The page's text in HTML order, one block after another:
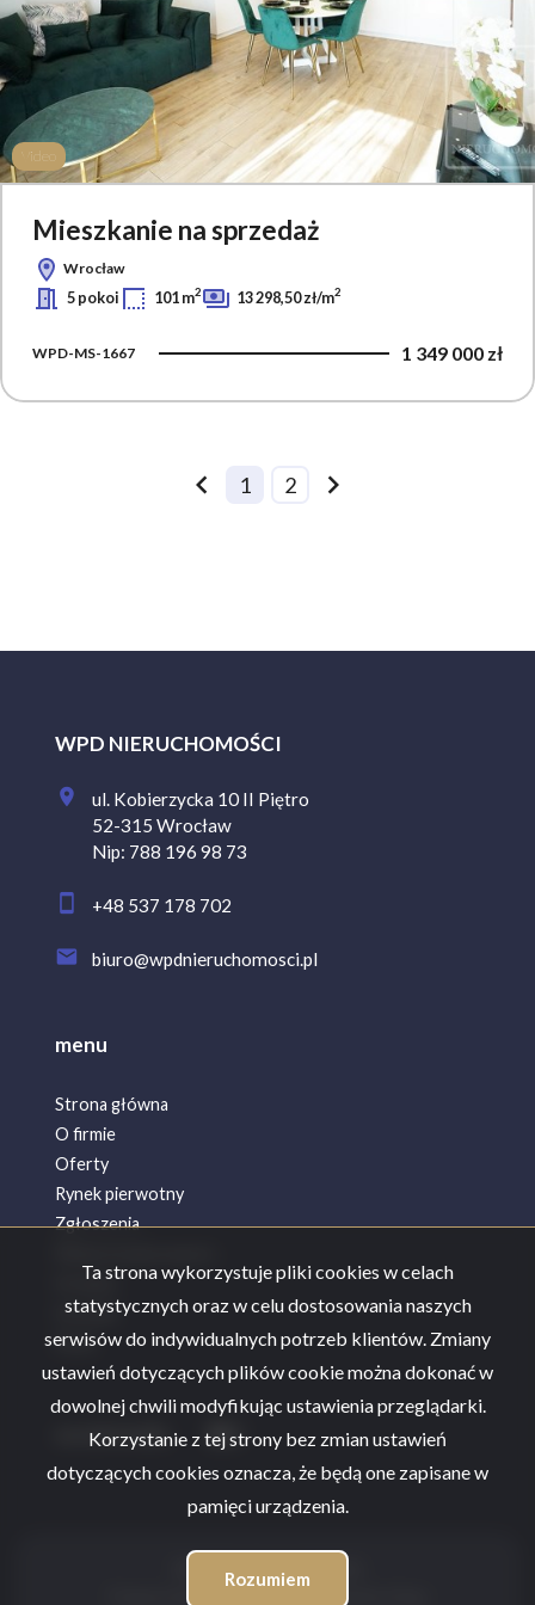
Video
Mieszkanie na sprzedaż
Wrocław
5 pokoi 101 m2 13 298,50 zł/m2
WPD-MS-1667 1 349 000 zł
prev
1 2
next
WPD NIERUCHOMOŚCI
ul. Kobierzycka 10 II Piętro
52-315 Wrocław
Nip: 788 196 98 73
+48 537 178 702
biuro@wpdnieruchomosci.pl
menu
Strona główna
O firmie
Oferty
Rynek pierwotny
Zgłoszenia
Kredyty
Kontakt
Rodo
social media Facebook
Facebook
WPD Nieruchomości © 2026
Program dla biur nieruchomości
Galactica Virgo
Ta strona wykorzystuje pliki cookies w celach
statystycznych oraz w celu dostosowania naszych
serwisów do indywidualnych potrzeb klientów. Zmiany
ustawień dotyczących plików cookie można dokonać w
dowolnej chwili modyfikując ustawienia przeglądarki.
Korzystanie z tej strony bez zmian ustawień
dotyczących cookies oznacza, że będą one zapisane w
pamięci urządzenia.
Rozumiem